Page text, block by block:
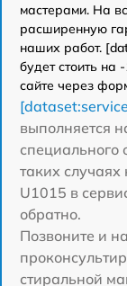
мастерами. На
расширенную
наших работ.
будет стоить
сайте через
выполняется
специального
таких
U1015 в
обратно.
Позвоните и
стиральной